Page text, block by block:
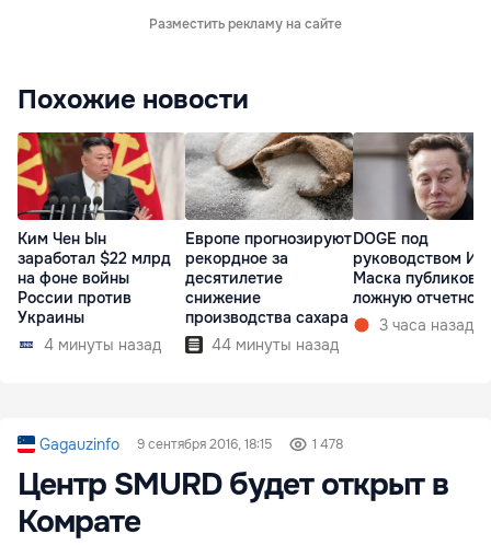
Разместить рекламу на сайте
Похожие новости
Ким Чен Ын
заработал $22 млрд
на фоне войны
России против
Украины
4 минуты назад
Европе прогнозируют
рекордное за
десятилетие
снижение
производства сахара
44 минуты назад
DOGE под
руководством
Маска
ложную
3 часа назад
Gagauzinfo 9 сентября 2016, 18:15 1 478
Центр SMURD будет открыт в
Комрате